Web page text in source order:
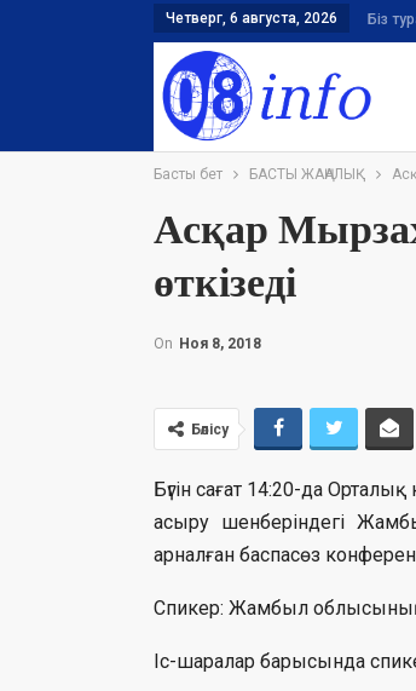
Четверг, 6 августа, 2026 Біз
Басты бет БАСТЫ ЖАҢАЛЫҚ
Асқар
өткізеді
On Ноя 8, 2018
Бөлісу
Бүгін сағат 14:20-дa
асыру шенберіндегі
арналған баспасөз
Спикер: Жамбыл
Іс-шаралар барысында